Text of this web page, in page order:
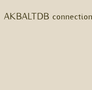
AKBALTDB